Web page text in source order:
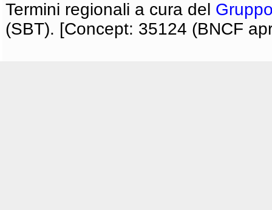
Termini regionali a cura del
(SBT). [Concept: 35124 (BNCF